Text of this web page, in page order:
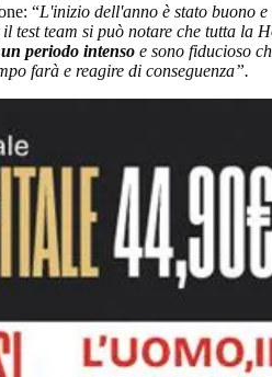
“L'inizio dell'anno è stato buono
test team si può notare che tutta la
periodo intenso e sono fiducioso
farà e reagire di conseguenza”.